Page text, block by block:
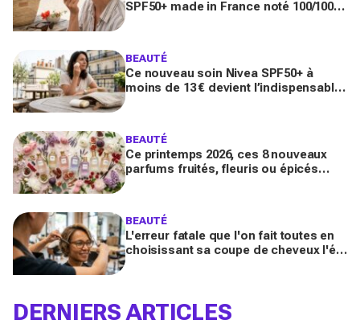
SPF50+ made in France noté 100/100
BEAUTÉ
Ce nouveau soin Nivea SPF50+ à
moins de 13 € devient l’indispensable
BEAUTÉ
Ce printemps 2026, ces 8 nouveaux
parfums fruités, fleuris ou épicés
BEAUTÉ
L'erreur fatale que l'on fait toutes en
choisissant sa coupe de cheveux l'été
DERNIERS ARTICLES